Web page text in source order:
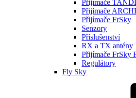
Přijímače
Přijímače
Přijímače FrSky
Senzory
Příslušenství
RX a TX antény
Přijímače FrSky
Regulátory
Fly Sky